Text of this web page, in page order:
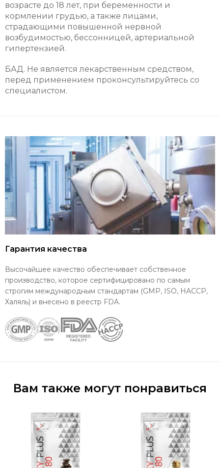
возрасте до 18 лет, при беременности и
кормлении грудью, а также лицами,
страдающими повышенной нервной
возбудимостью, бессонницей, артериальной
гипертензией.
БАД. Не является лекарственным средством,
перед применением проконсультируйтесь со
специалистом.
Гарантия качества
Высочайшее качество обеспечивает собственное
производство, которое сертифицировано по самым
строгим международным стандартам (GMP, ISO, HACCP,
Халяль) и внесено в реестр FDA.
Вам также могут понравиться